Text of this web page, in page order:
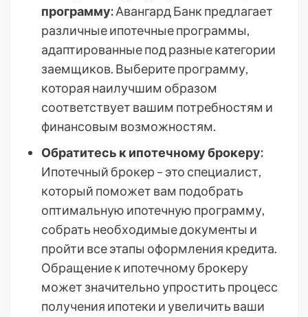
программу:Авангард Банк предлагает
различные ипотечные программы,
адаптированные под разные категории
заемщиков. Выберите программу,
которая наилучшим образом
соответствует вашим потребностям и
финансовым возможностям.
Обратитесь к ипотечному брокеру:
Ипотечный брокер – это специалист,
который поможет вам подобрать
оптимальную ипотечную программу,
собрать необходимые документы и
пройти все этапы оформления кредита.
Обращение к ипотечному брокеру
может значительно упростить процесс
получения ипотеки и увеличить ваши